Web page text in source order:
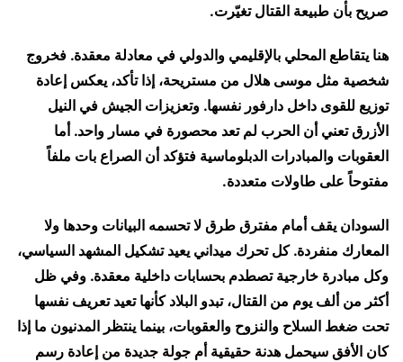
صريح بأن طبيعة القتال تغيّرت.
هنا يتقاطع المحلي بالإقليمي والدولي في معادلة معقدة. فخروج
شخصية مثل موسى هلال من مستريحة، إذا تأكد، يعكس إعادة
توزيع للقوى داخل دارفور نفسها. وتعزيزات الجيش في النيل
الأزرق تعني أن الحرب لم تعد محصورة في مسار واحد. أما
العقوبات والمبادرات الدبلوماسية فتؤكد أن الصراع بات ملفاً
مفتوحاً على طاولات متعددة.
السودان يقف أمام مفترق طرق لا تحسمه البيانات وحدها ولا
المعارك منفردة. كل تحرك ميداني يعيد تشكيل المشهد السياسي،
وكل مبادرة خارجية تصطدم بحسابات داخلية معقدة. وفي ظل
أكثر من ألف يوم من القتال، تبدو البلاد كأنها تعيد تعريف نفسها
تحت ضغط السلاح والنزوح والعقوبات، بينما ينتظر المدنيون ما إذا
كان الأفق سيحمل هدنة حقيقية أم جولة جديدة من إعادة رسم